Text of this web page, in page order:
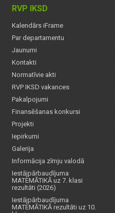
RVP IKSD
Kalendārs iFrame
Par departamentu
Jaunumi
Kontakti
Normatīvie akti
RVP IKSD vakances
Pakalpojumi
Finansēšanas konkursi
Projekti
Iepirkumi
Galerija
Informācija zīmju valodā
Iestājpārbaudījuma
MATEMĀTIKĀ uz 7. klasi
rezultāti (2026)
Iestājpārbaudījuma
MATEMĀTIKĀ rezultāti uz 10.